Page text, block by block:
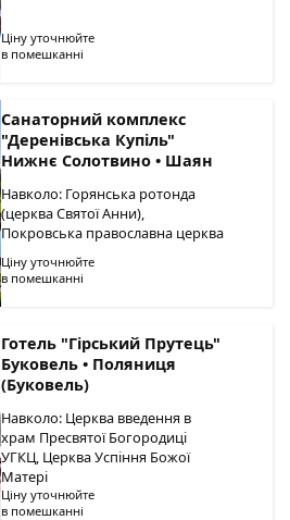
Ціну уточнюйте
в помешканні
Санаторний комплекс
"Деренівська Купіль"
Нижнє Солотвино • Шаян
Навколо: Горянська ротонда
(церква Святої Анни),
Покровська православна церква
Ціну уточнюйте
в помешканні
Готель "Гірський Прутець"
Буковель • Поляниця
(Буковель)
Навколо: Церква введення в
храм Пресвятої Богородиці
УГКЦ, Церква Успіння Божої
Матері
Ціну уточнюйте
в помешканні